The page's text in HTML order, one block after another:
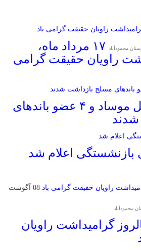
محمودآباد
۱۷ مرداد ماه،
راویان حقیقت گرامی
۲۱ عامل موساد و ۴ عضو باند‌های
اعلام شد
08 آگوست
محمودآباد
گرامیداشت راویان